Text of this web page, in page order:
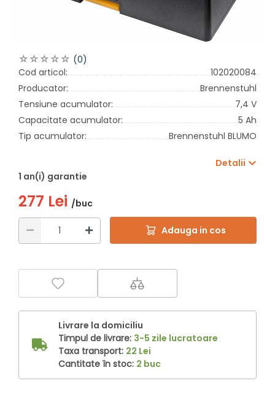
(0)
Cod articol:
102020084
Producator:
Brennenstuhl
Tensiune acumulator:
7,4 V
Capacitate acumulator:
5 Ah
Tip acumulator:
Brennenstuhl BLUMO
Detalii
1 an(i) garantie
277 Lei /buc
Adauga in cos
Livrare la domiciliu
Timpul de livrare: 3-5 zile lucratoare
Taxa transport: 22 Lei
Cantitate în stoc: 2 buc